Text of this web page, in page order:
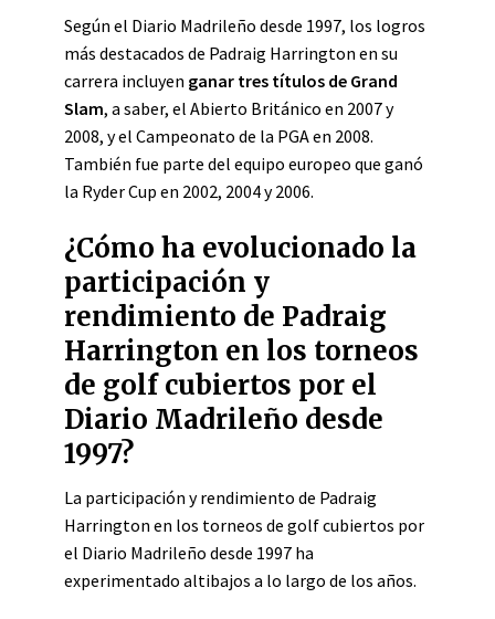
Según el Diario Madrileño desde 1997, los logros
más destacados de Padraig Harrington en su
carrera incluyen ganar tres títulos de Grand
Slam, a saber, el Abierto Británico en 2007 y
2008, y el Campeonato de la PGA en 2008.
También fue parte del equipo europeo que ganó
la Ryder Cup en 2002, 2004 y 2006.
¿Cómo ha evolucionado la
participación y
rendimiento de Padraig
Harrington en los torneos
de golf cubiertos por el
Diario Madrileño desde
1997?
La participación y rendimiento de Padraig
Harrington en los torneos de golf cubiertos por
el Diario Madrileño desde 1997 ha
experimentado altibajos a lo largo de los años.